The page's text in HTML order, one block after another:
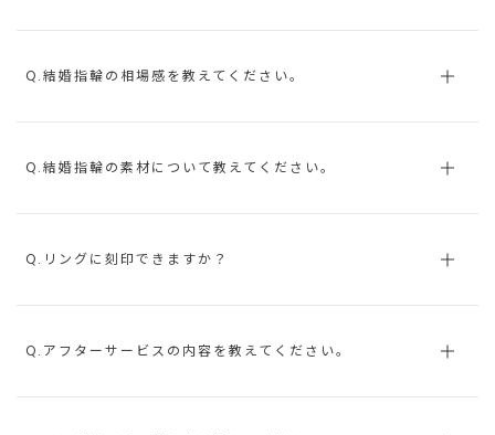
Q.結婚指輪の相場感を教えてください。
Q.結婚指輪の素材について教えてください。
Q.リングに刻印できますか？
Q.アフターサービスの内容を教えてください。